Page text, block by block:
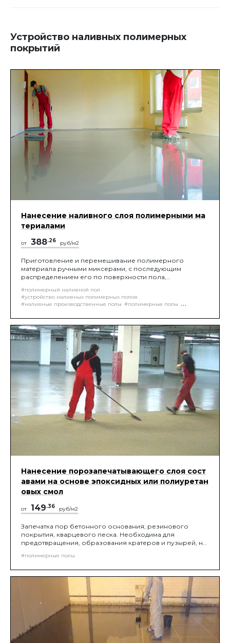
Устройство наливных полимерных
покрытий
Нанесение наливного слоя полимерными ма
териалами
от 388.26 руб/м2
Приготовление и перемешивание полимерного
материала ручными миксерами, с последующим
распределением его по поверхности пола,
зубчатого шпателя, помогающие распределить слой
заданной проектом толщины, с последующей
из уложенной смеси.
#полимерный наливной пол
#устройство наливных полимерных полов
#наливные производственные полы #полимерные полы
#эпоксидный наливной пол #ремонт промышленных полов
#устройство полимерного пола
Нанесение порозапечатывающего слоя сост
авами на основе эпоксидных или полиуретан
овых смол
от 149.36 руб/м2
Запечатка пор бетонного основания, резинового
покрытия, кварцевого песка. Необходима для
предотвращения, образования кратеров и пузырей, на
специализированным инструментом.
#полимерные полы